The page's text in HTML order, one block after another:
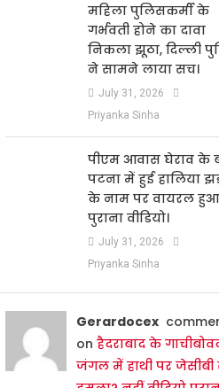
महिला पुलिसकर्मी के
गर्भवती होने का दावा
निकला झूठा, दिल्ली
ने सामने लाया सच।
July 31, 2026
Priyanka Sinha
पीएम आवास घेराव के
पटना में हुई हालिया
के नाम पर वायरल हुआ
पुराना वीडियो।
July 31, 2026
Priyanka Sinha
Gerardocex
on हैदराबाद के
जंगल में हाथी पर जेसीबी